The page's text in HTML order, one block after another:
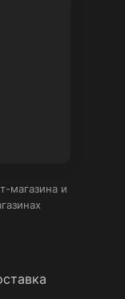
магазина и